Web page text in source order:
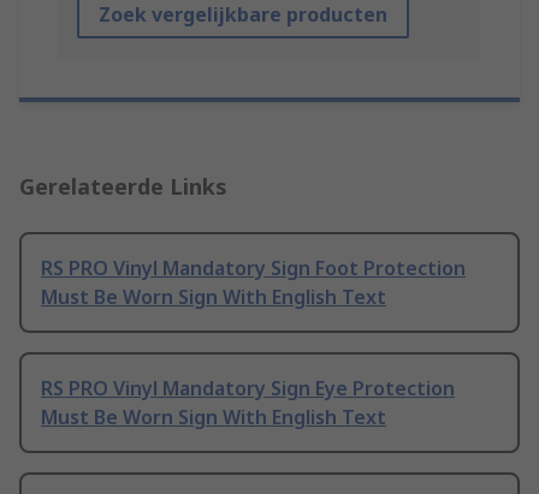
Zoek vergelijkbare producten
Gerelateerde Links
RS PRO Vinyl Mandatory Sign Foot Protection
Must Be Worn Sign With English Text
RS PRO Vinyl Mandatory Sign Eye Protection
Must Be Worn Sign With English Text